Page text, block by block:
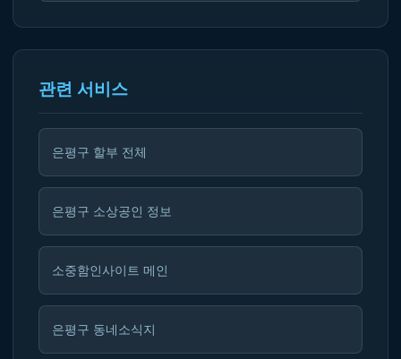
관련 서비스
은평구 할부 전체
은평구 소상공인 정보
소중함인사이트 메인
은평구 동네소식지